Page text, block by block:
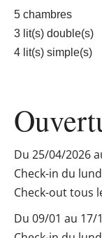
5 chambres
3 lit(s) double(s)
4 lit(s) simple(s)
Du 25/04/2026
Check-in du
Check-out tous
Du 09/01 au